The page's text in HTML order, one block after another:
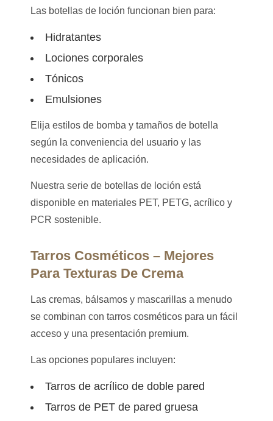
Las botellas de loción funcionan bien para:
Hidratantes
Lociones corporales
Tónicos
Emulsiones
Elija estilos de bomba y tamaños de botella
según la conveniencia del usuario y las
necesidades de aplicación.
Nuestra serie de botellas de loción está
disponible en materiales PET, PETG, acrílico y
PCR sostenible.
Tarros Cosméticos – Mejores
Para Texturas De Crema
Las cremas, bálsamos y mascarillas a menudo
se combinan con tarros cosméticos para un fácil
acceso y una presentación premium.
Las opciones populares incluyen:
Tarros de acrílico de doble pared
Tarros de PET de pared gruesa